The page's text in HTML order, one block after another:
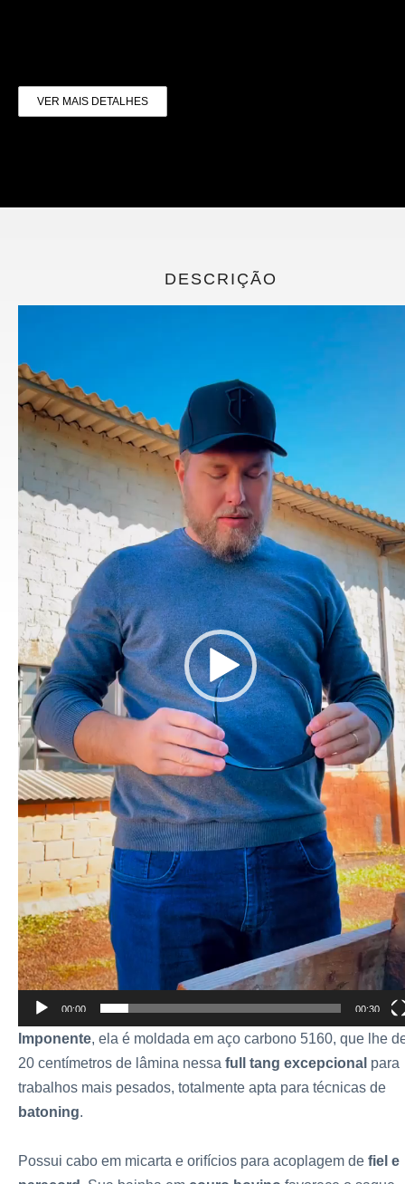
VER MAIS DETALHES
DESCRIÇÃO
vídeo
00:00 00:30
Imponente, ela é moldada em aço carbono 5160, que lhe
20 centímetros de lâmina nessa full tang excepcional para
trabalhos mais pesados, totalmente apta para técnicas de
batoning.
Possui cabo em micarta e orifícios para acoplagem de fiel e